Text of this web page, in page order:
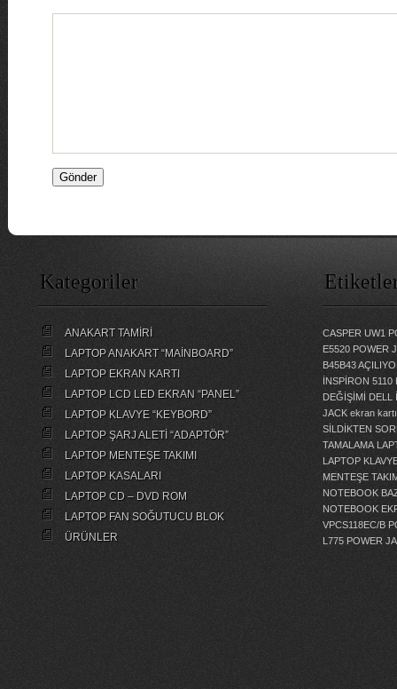
Kategoriler
ANAKART TAMİRİ
LAPTOP ANAKART “MAİNBOARD”
LAPTOP EKRAN KARTI
LAPTOP LCD LED EKRAN “PANEL”
LAPTOP KLAVYE “KEYBORD”
LAPTOP ŞARJ ALETİ “ADAPTÖR”
LAPTOP MENTEŞE TAKIMI
LAPTOP KASALARI
LAPTOP CD – DVD ROM
LAPTOP FAN SOĞUTUCU BLOK
ÜRÜNLER
CASPER UW1
E5520 POWER
B45B43
İNSPİRON
DEĞİŞİMİ
DELL
JACK ekran
SİLDİKTEN
TAMALAMA
LAPTOP
MENTEŞE
NOTEBOOK
NOTEBOOK
VPCS118EC/B
L775 POWER